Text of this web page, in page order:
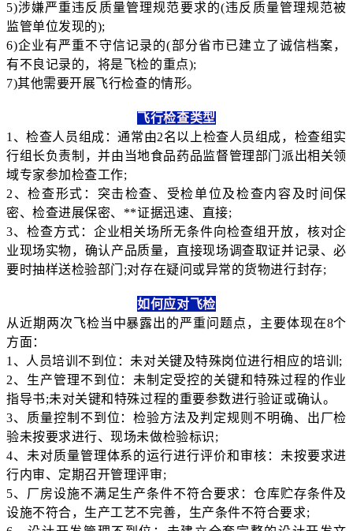
5)涉嫌严重违反质量管理规范要求的(违反质量管理规范被
监管单位发现的);
6)企业有严重不守信记录的(部分省市已建立了诚信档案，
有不良记录的，将是飞检的重点);
7)其他需要开展飞行检查的情形。
飞行检查类型
1、检查人员组成：通常由2名以上检查人员组成，检查组实
行组长负责制，并由当地食品药品监督管理部门派出相关领
域专家参加检查工作;
2、检查形式：突击检查、受检单位及检查内容及时间保
密、检查进展保密、**证据迅速、直接;
3、检查方式：企业相关场所无条件向检查组开放，核对企
业现场实物，确认产品质量，直接现场调查取证并记录、必
要时抽样送检验部门;对存在疑问或异常的货物进行封存;
如何应对飞检
从近期两次飞检当中暴露出的严重问题点，主要体现在8个
方面：
1、人员培训不到位：未对关键及特殊岗位进行相应的培训;
2、生产管理不到位：未制定受控的关键和特殊过程的作业
指导书;未对关键和特殊过程的重要参数进行验证或确认。
3、质量控制不到位：检验方法及判定规则不明确、出厂检
验未按要求进行、现场未做检验标识;
4、未对质量管理体系的运行进行评价和审核：未按要求进
行内审、定期召开管理评审;
5、厂房设施不满足生产条件不符合要求：仓库贮存条件及
设施不符合，生产工艺不完善，生产条件不符合要求;